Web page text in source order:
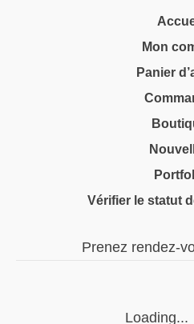
Mon
Panier
Vérifier le statut
Prenez rendez-
Loading...